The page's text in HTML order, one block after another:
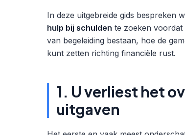
In deze uitgebreide gids bespreken
hulp bij schulden te zoeken voordat
van begeleiding bestaan, hoe de
kunt zetten richting financiële rust.
1. U verliest het
uitgaven